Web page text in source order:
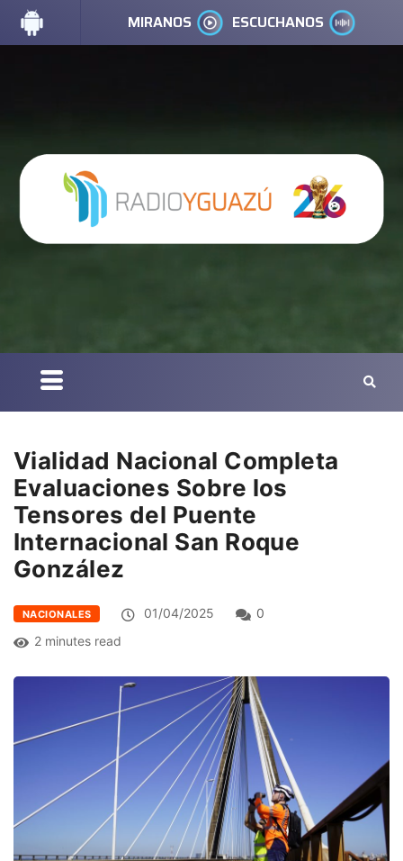
MIRANOS ESCUCHANOS
Vialidad Nacional Completa
Evaluaciones Sobre los
Tensores del Puente
Internacional San Roque
González
NACIONALES 01/04/2025
0
2 minutes read